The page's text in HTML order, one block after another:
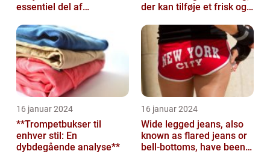
essentiel del af
mange mennesker
der kan tilføje et frisk og
16 januar 2024
**Trompetbukser til
enhver stil: En
dybdegående analyse**
16 januar 2024
Wide legged jeans, also
known as flared jeans or
bell-bottoms, have been a